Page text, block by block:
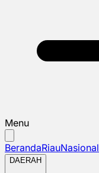
Menu
BerandaRiauNasional
DAERAH